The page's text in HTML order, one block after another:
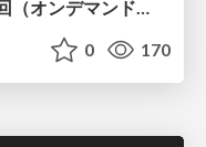
2026年度春学期 統計学 第8回（オンデマンド配信回） 演習（１）・問題に対する答案の書き方 (2026. 5. 21)
0 170